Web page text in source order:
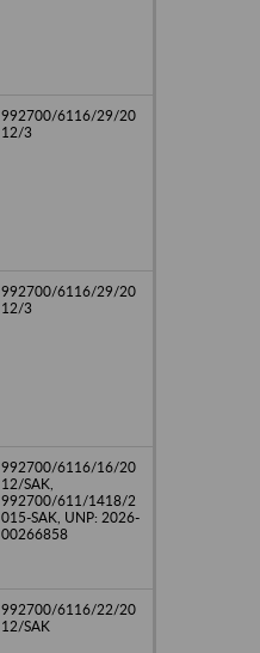
992700/6116/29/20
12/3
992700/6116/29/20
12/3
992700/6116/16/20
12/SAK,
992700/611/1418/2
015-SAK, UNP: 2026-
00266858
992700/6116/22/20
12/SAK